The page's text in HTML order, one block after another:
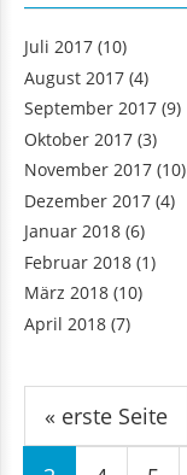
Juli 2017 (10)
August 2017 (4)
September 2017 (9)
Oktober 2017 (3)
November 2017 (10)
Dezember 2017 (4)
Januar 2018 (6)
Februar 2018 (1)
März 2018 (10)
April 2018 (7)
Seiten
« erste Seite